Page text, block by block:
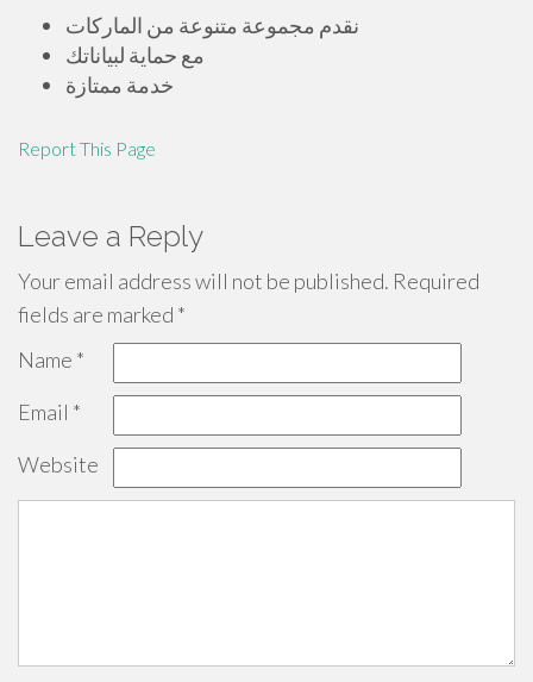
نقدم مجموعة متنوعة من الماركات
مع حماية لبياناتك
خدمة ممتازة
Report This Page
Leave a Reply
Your email address will not be published. Required
fields are marked *
Name *
Email *
Website